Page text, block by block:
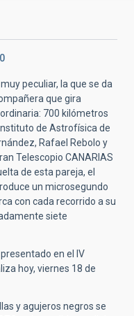
peculiar, la que se da
que gira
700 kilómetros
de Astrofísica de
Rafael Rebolo y
Telescopio CANARIAS
de esta pareja, el
un microsegundo
con cada recorrido a su
siete
en el IV
hoy, viernes 18 de
y agujeros negros se